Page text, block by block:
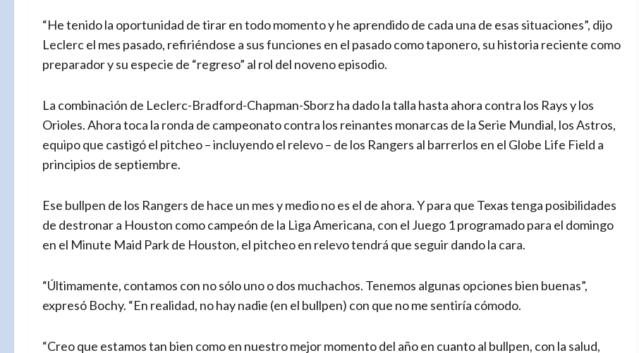
“He tenido la oportunidad de tirar en todo momento y he aprendido de cada una de esas situaciones”, dijo
Leclerc el mes pasado, refiriéndose a sus funciones en el pasado como taponero, su historia reciente como
preparador y su especie de “regreso” al rol del noveno episodio.
La combinación de Leclerc-Bradford-Chapman-Sborz ha dado la talla hasta ahora contra los Rays y los
Orioles. Ahora toca la ronda de campeonato contra los reinantes monarcas de la Serie Mundial, los Astros,
equipo que castigó el pitcheo – incluyendo el relevo – de los Rangers al barrerlos en el Globe Life Field a
principios de septiembre.
Ese bullpen de los Rangers de hace un mes y medio no es el de ahora. Y para que Texas tenga posibilidades
de destronar a Houston como campeón de la Liga Americana, con el Juego 1 programado para el domingo
en el Minute Maid Park de Houston, el pitcheo en relevo tendrá que seguir dando la cara.
“Últimamente, contamos con no sólo uno o dos muchachos. Tenemos algunas opciones bien buenas”,
expresó Bochy. “En realidad, no hay nadie (en el bullpen) con que no me sentiría cómodo.
“Creo que estamos tan bien como en nuestro mejor momento del año en cuanto al bullpen, con la salud,